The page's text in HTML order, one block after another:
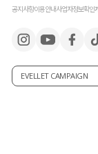
공지사항이용안내사업자정보확인
EVELLET CAMPAIGN